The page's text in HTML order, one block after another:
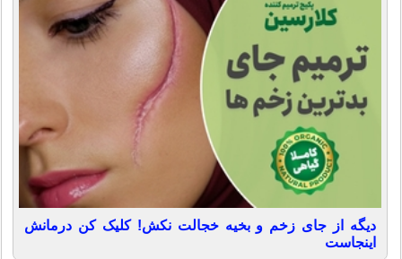
دیگه از جای زخم و بخیه خجالت نکش! کلیک کن درمانش
اینجاست